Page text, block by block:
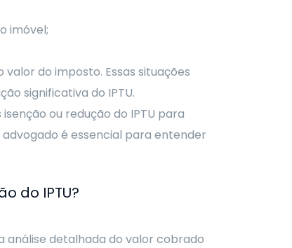
imóvel;
do imposto. Essas situações
significativa do IPTU.
ou redução do IPTU para
é essencial para entender
do IPTU?
análise detalhada do valor cobrado